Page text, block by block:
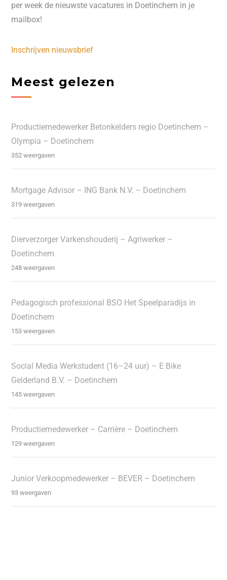
per week de nieuwste vacatures in Doetinchem in je
mailbox!
Inschrijven nieuwsbrief
Meest gelezen
Productiemedewerker Betonkelders regio Doetinchem –
Olympia – Doetinchem
352 weergaven
Mortgage Advisor – ING Bank N.V. – Doetinchem
319 weergaven
Dierverzorger Varkenshouderij – Agriwerker –
Doetinchem
248 weergaven
Pedagogisch professional BSO Het Speelparadijs in
Doetinchem
153 weergaven
Social Media Werkstudent (16–24 uur) – E Bike
Gelderland B.V. – Doetinchem
145 weergaven
Productiemedewerker – Carrière – Doetinchem
129 weergaven
Junior Verkoopmedewerker – BEVER – Doetinchem
93 weergaven